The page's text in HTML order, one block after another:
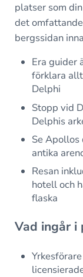
platser som
det
bergssidan
Era guider
förklara
Delphi
Stopp vid
Delphis
Se Apollos
antika
Resan
hotell och
flaska
Vad ingår i